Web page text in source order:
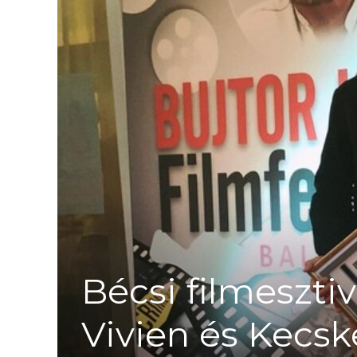
Bécsi
Vivien és